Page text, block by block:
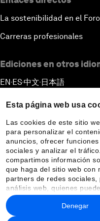
Esta página web usa
Las cookies de este sitio
para personalizar el
anuncios, ofrecer
sociales y analizar el
compartimos información
que haga del sitio web con
partners de redes sociales,
análisis web, quienes
combinarla con otra
haya proporcionado o que
recopilado a partir del uso
Denegar
La sostenibilidad en el Foro
Carreras profesionales
Ediciones en otros
EN ▪ ES▪中文▪ 日本語